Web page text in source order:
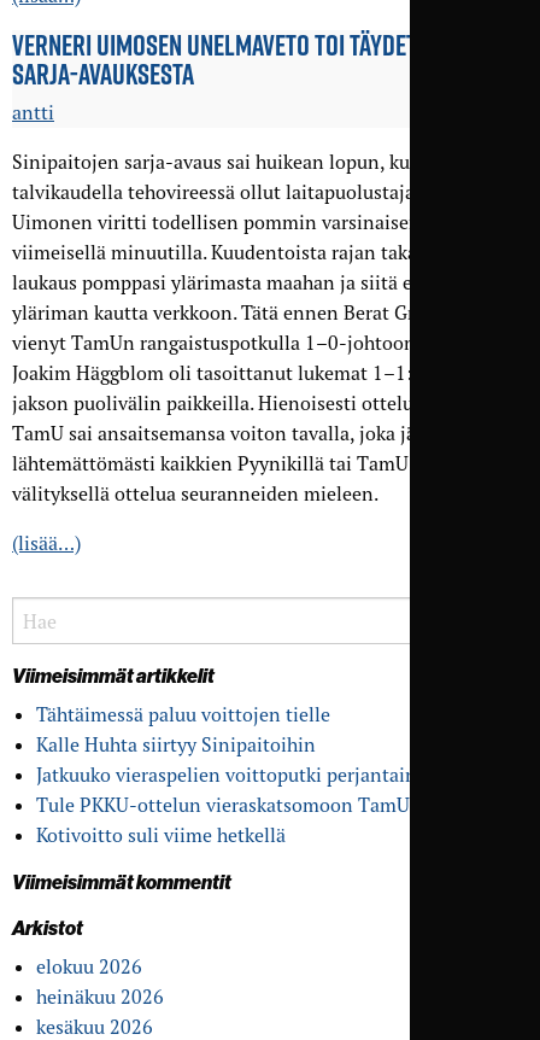
VERNERI UIMOSEN UNELMA­VETO TOI TÄYDET PISTEET
SARJA-AVAUKSESTA
antti
Sinipaitojen sarja-avaus sai huikean lopun, kun jo
talvikaudella tehovireessä ollut laitapuolustaja Verneri
Uimonen viritti todellisen pommin varsinaisen peliajan
viimeisellä minuutilla. Kuudentoista rajan takaa lähtenyt
laukaus pomppasi ylärimasta maahan ja siitä edelleen
yläriman kautta verkkoon. Tätä ennen Berat Grabovci oli
vienyt TamUn rangaistuspotkulla 1–0-johtoon ja JBK:n
Joakim Häggblom oli tasoittanut lukemat 1–1:een toisen
jakson puolivälin paikkeilla. Hienoisesti ottelua hallinnut
TamU sai ansaitsemansa voiton tavalla, joka jäi varmasti
lähtemättömästi kaikkien Pyynikillä tai TamU-TV:n
välityksellä ottelua seuranneiden mieleen.
(lisää…)
Viimeisimmät artikkelit
Tähtäimessä paluu voittojen tielle
Kalle Huhta siirtyy Sinipaitoihin
Jatkuuko vieras­pelien voitto­putki perjantaina?
Tule PKKU-ottelun vieras­katsomoon TamU-klubille
Kotivoitto suli viime hetkellä
Viimeisimmät kommentit
Arkistot
elokuu 2026
heinäkuu 2026
kesäkuu 2026